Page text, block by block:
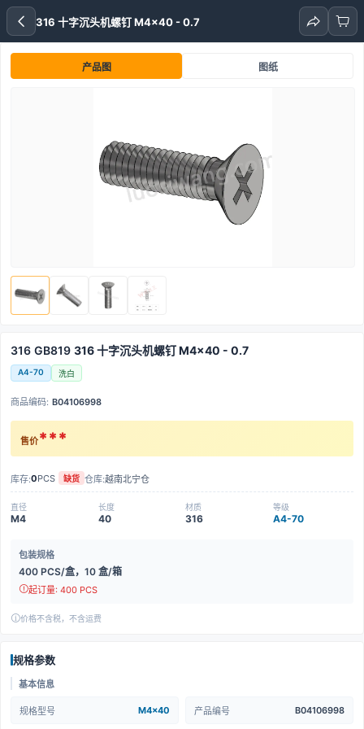
316 十字沉头机螺钉 M4x40 - 0.7
产品图 图纸
316 GB819 316 十字沉头机螺钉 M4x40 - 0.7
A4-70 洗白
商品编码: B04106998
售价***
库存:0PCS 缺货 仓库:越南北宁仓
直径
M4
长度
40
材质
316
等级
A4-70
包装规格
400 PCS/盒，10 盒/箱
起订量: 400 PCS
价格不含税，不含运费
规格参数
基本信息
规格型号 M4x40 产品编号 B04106998